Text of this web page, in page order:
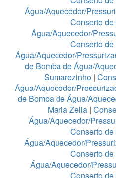
Água/Aquecedor/
Conserto
Água/Aquecedor/
Conserto
Água/Aquecedor/
de Bomba de Água/
Sumarezinho|
Água/Aquecedor/
de Bomba de Água/
Maria Zelia |
Água/Aquecedor/
Conserto
Água/Aquecedor/
Conserto
Água/Aquecedor/
Conserto